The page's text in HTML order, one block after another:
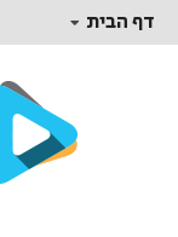
דף הבית